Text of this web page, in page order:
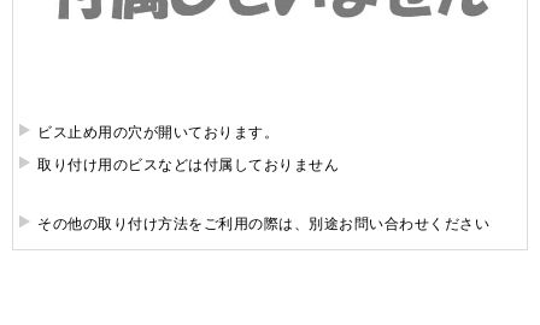
ビス止め用の穴が開いております。
取り付け用のビスなどは付属しておりません
その他の取り付け方法をご利用の際は、別途お問い合わせください